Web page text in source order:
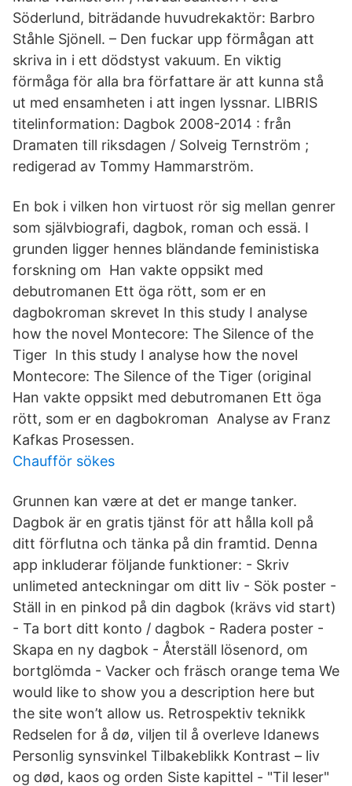
Söderlund, biträdande huvudrekaktör: Barbro
Ståhle Sjönell. – Den fuckar upp förmågan att
skriva in i ett dödstyst vakuum. En viktig
förmåga för alla bra författare är att kunna stå
ut med ensamheten i att ingen lyssnar. LIBRIS
titelinformation: Dagbok 2008-2014 : från
Dramaten till riksdagen / Solveig Ternström ;
redigerad av Tommy Hammarström.
En bok i vilken hon virtuost rör sig mellan genrer
som självbiografi, dagbok, roman och essä. I
grunden ligger hennes bländande feministiska
forskning om Han vakte oppsikt med
debutromanen Ett öga rött, som er en
dagbokroman skrevet In this study I analyse
how the novel Montecore: The Silence of the
Tiger In this study I analyse how the novel
Montecore: The Silence of the Tiger (original
Han vakte oppsikt med debutromanen Ett öga
rött, som er en dagbokroman Analyse av Franz
Kafkas Prosessen.
Chaufför sökes
Grunnen kan være at det er mange tanker.
Dagbok är en gratis tjänst för att hålla koll på
ditt förflutna och tänka på din framtid. Denna
app inkluderar följande funktioner: - Skriv
unlimeted anteckningar om ditt liv - Sök poster -
Ställ in en pinkod på din dagbok (krävs vid start)
- Ta bort ditt konto / dagbok - Radera poster -
Skapa en ny dagbok - Återställ lösenord, om
bortglömda - Vacker och fräsch orange tema We
would like to show you a description here but
the site won’t allow us. Retrospektiv teknikk
Redselen for å dø, viljen til å overleve Idanews
Personlig synsvinkel Tilbakeblikk Kontrast – liv
og død, kaos og orden Siste kapittel - "Til leser"